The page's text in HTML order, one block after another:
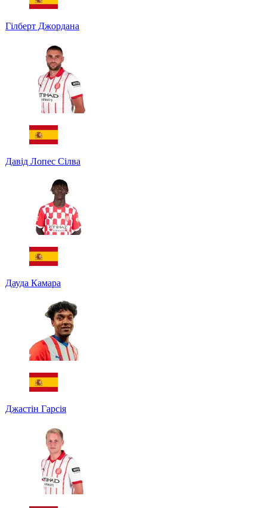
Гілберт Джордана
Давід Лопес Сілва
Дауда Камара
Джастін Гарсія